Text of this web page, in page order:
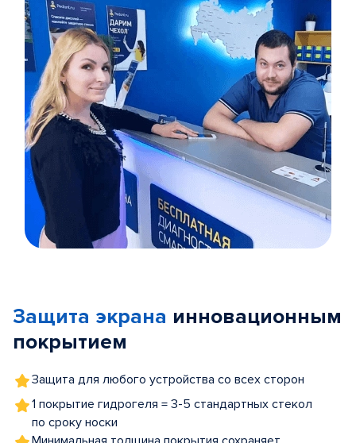
5
Защита экрана инновационным
покрытием
Защита для любого устройства со всех сторон
1 покрытие гидрогеля = 3-5 стандартных стекол
по сроку носки